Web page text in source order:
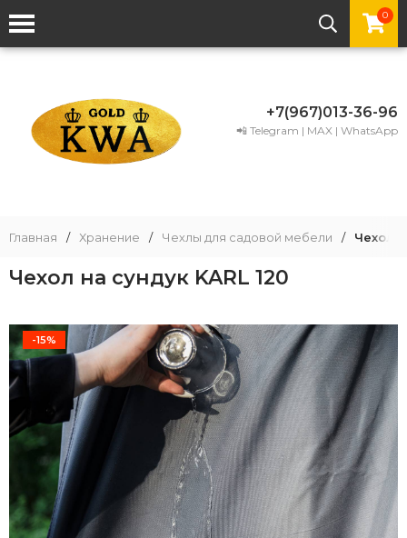
0
+7(967)013-36-96
📲 Telegram | MAX | WhatsApp
Главная / Хранение / Чехлы для садовой мебели / Чехол
Чехол на сундук KARL 120
-15%